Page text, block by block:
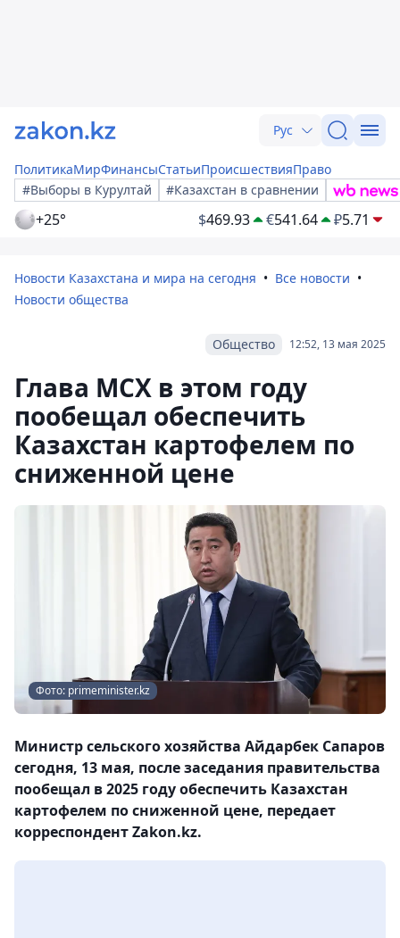
Рус
ПолитикаМирФинансыСтатьиПроисшествияПраво
#Выборы в Курултай
#Казахстан в сравнении
+25° $469.93 €541.64 ₽5.71
Новости Казахстана и мира на сегодня
Все новости
Новости общества
12:52, 13 мая 2025
Общество
Глава МСХ в этом году
пообещал обеспечить
Казахстан картофелем по
сниженной цене
Фото: primeminister.kz
Министр сельского хозяйства Айдарбек Сапаров
сегодня, 13 мая, после заседания правительства
пообещал в 2025 году обеспечить Казахстан
картофелем по сниженной цене, передает
корреспондент Zakon.kz.